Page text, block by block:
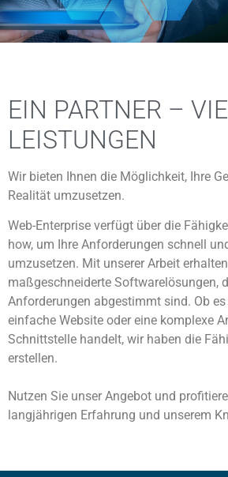
EIN PARTNER –
LEISTUNGEN
Wir bieten Ihnen die Möglichkeit, Ihre
Realität umzusetzen.
Web-Enterprise verfügt über die
how, um Ihre Anforderungen schnell
umzusetzen. Mit unserer Arbeit
maßgeschneiderte Softwarelösungen,
Anforderungen abgestimmt sind. Ob
einfache Website oder eine komplexe
Schnittstelle handelt, wir haben die
erstellen.
Nutzen Sie unser Angebot und
langjährigen Erfahrung und unserem